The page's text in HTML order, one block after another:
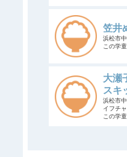
笠井
浜松市
この学
大瀬
スキ
浜松市
イフチ
この学